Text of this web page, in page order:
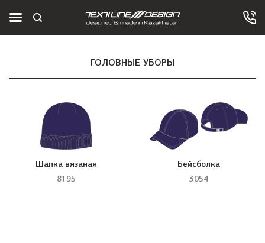
ГОЛОВНЫЕ УБОРЫ
Шапка вязаная
8195
Бейсболка
3054